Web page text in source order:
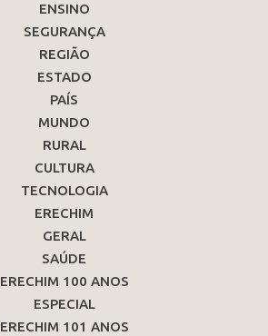
ENSINO
SEGURANÇA
REGIÃO
ESTADO
PAÍS
MUNDO
RURAL
CULTURA
TECNOLOGIA
ERECHIM
GERAL
SAÚDE
ERECHIM 100 ANOS
ESPECIAL
ERECHIM 101 ANOS